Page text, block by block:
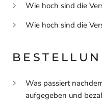
Wie hoch sind die
Wie hoch sind die
Was passiert
aufgegeben und